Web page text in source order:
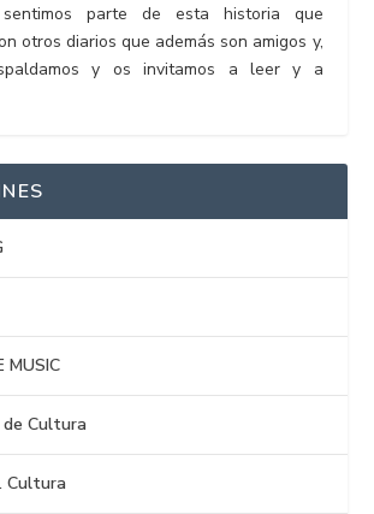
parte de esta historia que
otros diarios que además son amigos y,
y os invitamos a leer y a
MUSIC
Cultura
Cultura